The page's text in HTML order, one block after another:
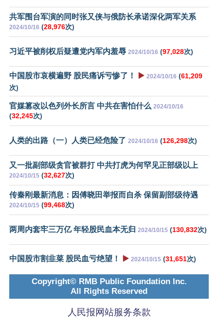
共军围台军演的同时张又侠与俄防长承诺深化两军关系
2024/10/16 (28,976次)
习近平被削权后疑遭党内军内羞辱 2024/10/16 (97,028次)
中国股市哀横遍野 股民痛诉亏惨了！ ▶️ 2024/10/16 (61,209
次)
官媒篡改以色列外长所言 中共在害怕什么 2024/10/16
(32,245次)
人类的出路（一）人类已经危险了 2024/10/16 (126,298次)
又一批副部级贪官被群打 中共打虎为何罕见正部级以上
2024/10/15 (32,627次)
传秦刚最新消息：因傅晓田举报而自杀 保留副部级待遇
2024/10/15 (99,468次)
两周内套牢三万亿 年轻股民血本无归 2024/10/15 (130,832次)
中国股市割韭菜 股民血亏绝望！ ▶️ 2024/10/15 (31,651次)
Copyright© RMB Public Foundation Inc.
All Rights Reserved
人民报网站服务条款